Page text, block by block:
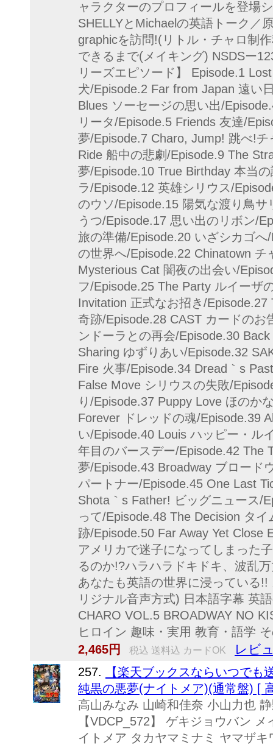
ャラクターのプロフィールを登場
SHELLYとMichaelの英語トーク／
graphicを訪問!(リトル・チャロ制
できるまで(メイキング) NSDSー
リーズエピソード】 Episode.1
犬/Episode.2 Far from Japan 遠い
Blues ソーセージの思い出/
リータ/Episode.5 Friends 友達/
夢/Episode.7 Charo, Jump! 跳べ!
Ride 船中の悲劇/Episode.9 The
夢/Episode.10 True Birthday 本当
ラ/Episode.12 英雄シリウス/
のウソ/Episode.15 陽気な渡り鳥
うつ/Episode.17 思い出のリボン/
旅の準備/Episode.20 いざシカゴ
の世界へ/Episode.22 Chinatown
Mysterious Cat 闇夜の出会い/
フ/Episode.25 The Party ルイーザ
Invitation 正式なお招き/
奇跡/Episode.28 CAST カードのお
ンドーラとの再会/Episode.30
Sharing ゆずりあい/Episode.32
Fire 火事/Episode.34 Dread｀s
False Move シリウスの失敗/
り/Episode.37 Puppy Love ほのか
Forever ドレッドの魂/Episode.39
い/Episode.40 Louis ハッピー・ル
年目のバースデー/Episode.42 The
夢/Episode.43 Broadway ブロード
パートナー/Episode.45 One Last
Shota｀s Father! ビッグニュース/
って/Episode.48 The Decision タ
跡/Episode.50 Far Away Yet Close
アメリカで迷子になってしまった
るのか!?ハラハラドキドキ、波乱
あなたも英語の世界に浸っている
リジナル音声方式) 日本語字幕 英
CHARO VOL.5 BROADWAY NO
ヒロイン 趣味・実用 教育・語学
2,465円
税込 送料込 カードOK レビ
257.
【楽天ブックスならいつで
純黒の悪夢(ナイトメア)(通常盤) [
高山みなみ 山崎和佳奈 小山力也
【VDCP_572】 ゲキジョウバン
イトメア タカヤマミナミ ヤマザ